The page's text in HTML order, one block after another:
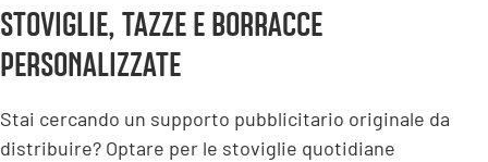
STOVIGLIE, TAZZE E BORRACCE
PERSONALIZZATE
Stai cercando un supporto pubblicitario originale da
distribuire? Optare per le stoviglie quotidiane